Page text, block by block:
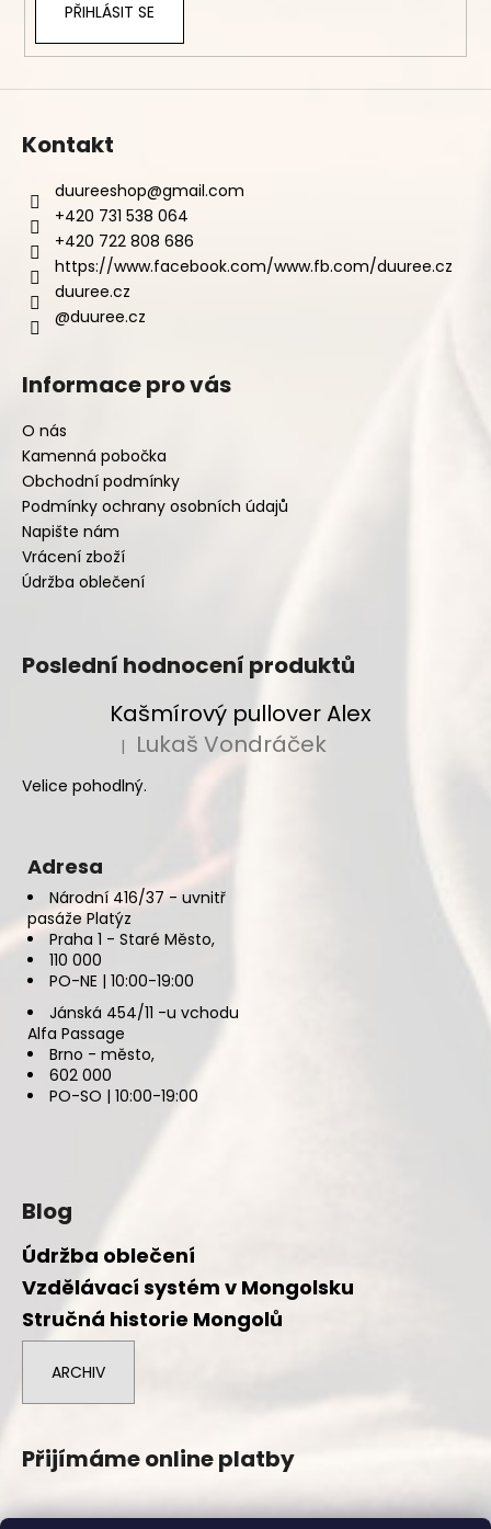
PŘIHLÁSIT SE
Kontakt
duureeshop@gmail.com
+420 731 538 064
+420 722 808 686
https://www.facebook.com/www.fb.com/duuree.cz
duuree.cz
@duuree.cz
Informace pro vás
O nás
Kamenná pobočka
Obchodní podmínky
Podmínky ochrany osobních údajů
Napište nám
Vrácení zboží
Údržba oblečení
Poslední hodnocení produktů
Kašmírový pullover Alex
Hodnocení produktu je 5 z 5 hvězdiček.
| Lukaš Vondráček
Velice pohodlný.
Adresa
Národní 416/37 - uvnitř
pasáže Platýz
Praha 1 - Staré Město,
110 000
PO-NE | 10:00-19:00
Jánská 454/11 -u vchodu
Alfa Passage
Brno - město,
602 000
PO-SO | 10:00-19:00
Blog
Údržba oblečení
Vzdělávací systém v Mongolsku
Stručná historie Mongolů
ARCHIV
Přijímáme online platby